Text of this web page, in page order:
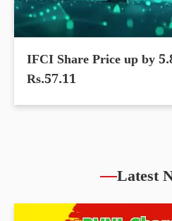
IFCI Share Price up by
Rs.57.11
Latest